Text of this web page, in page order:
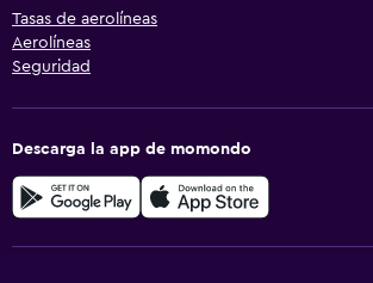
Tasas de aerolíneas
Aerolíneas
Seguridad
Descarga la app de momondo